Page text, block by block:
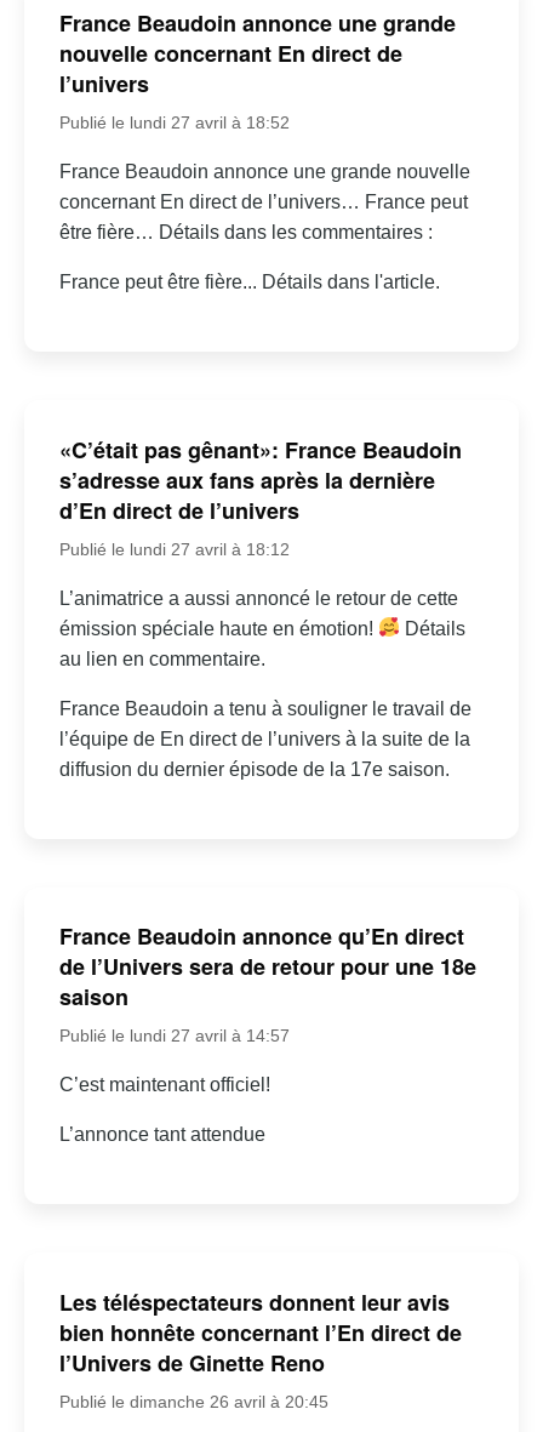
France Beaudoin annonce une grande
nouvelle concernant En direct de
l’univers
Publié le lundi 27 avril à 18:52
France Beaudoin annonce une grande nouvelle
concernant En direct de l’univers… France peut
être fière… Détails dans les commentaires :
France peut être fière... Détails dans l'article.
«C’était pas gênant»: France Beaudoin
s’adresse aux fans après la dernière
d’En direct de l’univers
Publié le lundi 27 avril à 18:12
L’animatrice a aussi annoncé le retour de cette
émission spéciale haute en émotion!
Détails
au lien en commentaire.
France Beaudoin a tenu à souligner le travail de
l’équipe de En direct de l’univers à la suite de la
diffusion du dernier épisode de la 17e saison.
France Beaudoin annonce qu’En direct
de l’Univers sera de retour pour une 18e
saison
Publié le lundi 27 avril à 14:57
C’est maintenant officiel!
L’annonce tant attendue
Les téléspectateurs donnent leur avis
bien honnête concernant l’En direct de
l’Univers de Ginette Reno
Publié le dimanche 26 avril à 20:45